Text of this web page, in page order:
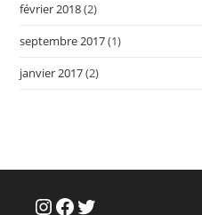
février 2018(2)
septembre 2017(1)
janvier 2017(2)
Instagram
Facebook
Twitter